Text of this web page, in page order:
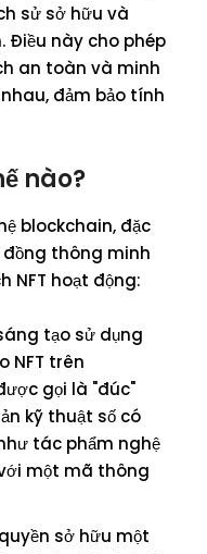
sử sở hữu và
Điều này cho phép
an toàn và minh
đảm bảo tính
nào?
blockchain, đặc
thông minh
NFT hoạt động:
tạo sử dụng
NFT trên
gọi là "đúc"
kỹ thuật số có
tác phẩm nghệ
một mã thông
sở hữu một